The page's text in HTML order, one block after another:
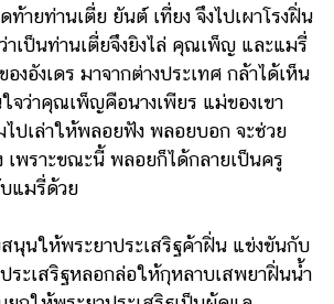
ท้ายท่านเตี่ย ยันต์ เที่ยง จึงไปเผาโรงฝิ่น
าเป็นท่านเตี่ยจึงยิงไล่ คุณเพ็ญ และแมรี่
งอังเดร มาจากต่างประเทศ กล้าได้เห็น
จว่าคุณเพ็ญคือนางเพียร แม่ของเขา
ไปเล่าให้พลอยฟัง พลอยบอก จะช่วย
เพราะขณะนี้ พลอยก็ได้กลายเป็นครู
แมรี่ด้วย
ห้พระยาประเสริฐค้าฝิ่น แข่งขันกับ
ระเสริฐหลอกล่อให้กุหลาบเสพยาฝิ่นน้ำ